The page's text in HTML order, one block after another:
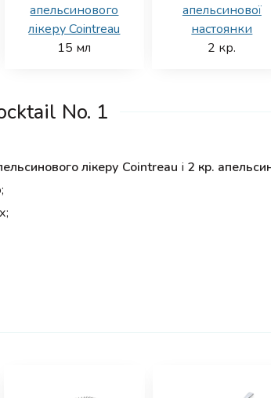
апельсинового
лікеру Cointreau
15 мл
апельсинової
настоянки
2 кр.
No. 1
лікеру Cointreau і 2 кр.